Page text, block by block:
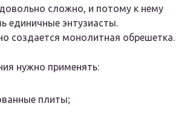
сложно, и потому к нему
единичные энтузиасты.
создается монолитная обрешетка.
нужно применять:
плиты;